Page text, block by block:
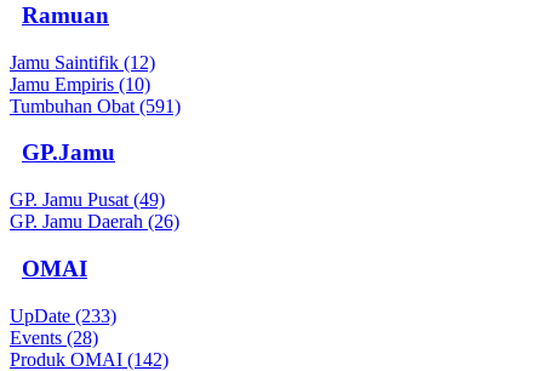
Ramuan
Jamu Saintifik (12)
Jamu Empiris (10)
Tumbuhan Obat (591)
GP.Jamu
GP. Jamu Pusat (49)
GP. Jamu Daerah (26)
OMAI
UpDate (233)
Events (28)
Produk OMAI (142)